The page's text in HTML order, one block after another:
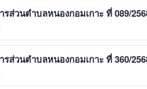
รส่วนตำบลหนองกอมเกาะ ที่ 089/
รส่วนตำบลหนองกอมเกาะ ที่ 360/